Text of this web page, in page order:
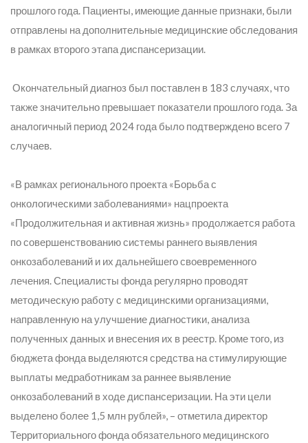
прошлого года. Пациенты, имеющие данные признаки, были
отправлены на дополнительные медицинские обследования
в рамках второго этапа диспансеризации.
Окончательный диагноз был поставлен в 183 случаях, что
также значительно превышает показатели прошлого года. За
аналогичный период 2024 года было подтверждено всего 7
случаев.
«В рамках регионального проекта «Борьба с
онкологическими заболеваниями» нацпроекта
«Продолжительная и активная жизнь» продолжается работа
по совершенствованию системы раннего выявления
онкозаболеваний и их дальнейшего своевременного
лечения. Специалисты фонда регулярно проводят
методическую работу с медицинскими организациями,
направленную на улучшение диагностики, анализа
полученных данных и внесения их в реестр. Кроме того, из
бюджета фонда выделяются средства на стимулирующие
выплаты медработникам за раннее выявление
онкозаболеваний в ходе диспансеризации. На эти цели
выделено более 1,5 млн рублей», – отметила директор
Территориального фонда обязательного медицинского